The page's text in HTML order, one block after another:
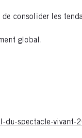
consolider les
global.
du-spectacle-vivant-